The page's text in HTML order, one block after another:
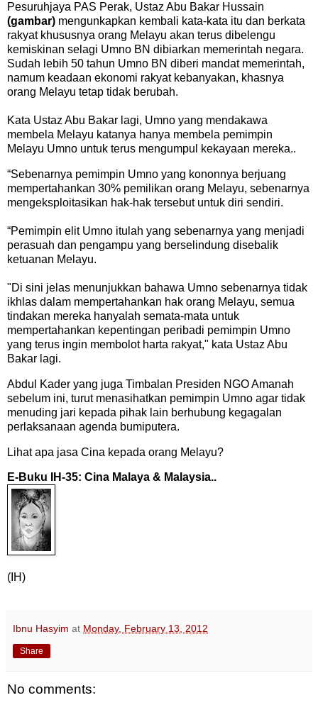
Pesuruhjaya PAS Perak, Ustaz Abu Bakar Hussain
(gambar) mengunkapkan kembali kata-kata itu dan berkata
rakyat khususnya orang Melayu akan terus dibelengu
kemiskinan selagi Umno BN dibiarkan memerintah negara.
Sudah lebih 50 tahun Umno BN diberi mandat memerintah,
namum keadaan ekonomi rakyat kebanyakan, khasnya
orang Melayu tetap tidak berubah.
Kata Ustaz Abu Bakar lagi, Umno yang mendakawa
membela Melayu katanya hanya membela pemimpin
Melayu Umno untuk terus mengumpul kekayaan mereka..
“Sebenarnya pemimpin Umno yang kononnya berjuang
mempertahankan 30% pemilikan orang Melayu, sebenarnya
mengeksploitasikan hak-hak tersebut untuk diri sendiri.
“Pemimpin elit Umno itulah yang sebenarnya yang menjadi
perasuah dan pengampu yang berselindung disebalik
ketuanan Melayu.
"Di sini jelas menunjukkan bahawa Umno sebenarnya tidak
ikhlas dalam mempertahankan hak orang Melayu, semua
tindakan mereka hanyalah semata-mata untuk
mempertahankan kepentingan peribadi pemimpin Umno
yang terus ingin membolot harta rakyat," kata Ustaz Abu
Bakar lagi.
Abdul Kader yang juga Timbalan Presiden NGO Amanah
sebelum ini, turut menasihatkan pemimpin Umno agar tidak
menuding jari kepada pihak lain berhubung kegagalan
perlaksanaan agenda bumiputera.
Lihat apa jasa Cina kepada orang Melayu?
E-Buku IH-35: Cina Malaya & Malaysia..
(IH)
Ibnu Hasyim at Monday, February 13, 2012
Share
No comments: